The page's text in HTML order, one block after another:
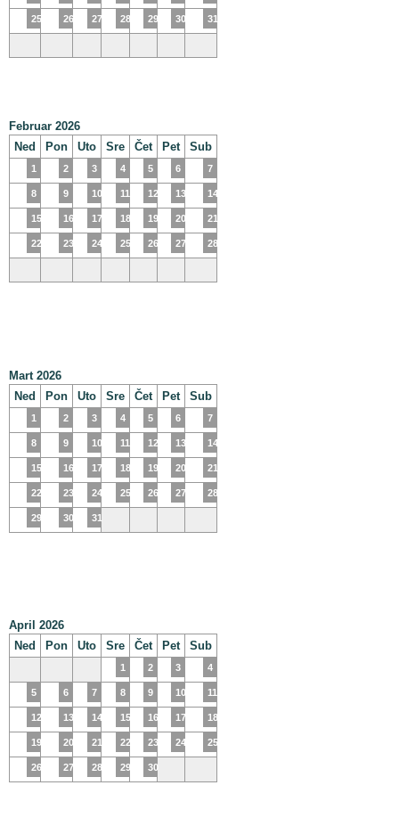
25 26 27 28 29 30 31
Februar 2026
Ned
Pon Uto Sre Čet Pet Sub
1 2 3 4 5 6 7
8 9 10 11 12 13 14
15 16 17 18 19 20 21
22 23 24 25 26 27 28
Mart 2026
Ned
Pon Uto Sre Čet Pet Sub
1 2 3 4 5 6 7
8 9 10 11 12 13 14
15 16 17 18 19 20 21
22 23 24 25 26 27 28
29 30 31
April 2026
Ned
Pon Uto Sre Čet Pet Sub
1 2 3 4
5 6 7 8 9 10 11
12 13 14 15 16 17 18
19 20 21 22 23 24 25
26 27 28 29 30